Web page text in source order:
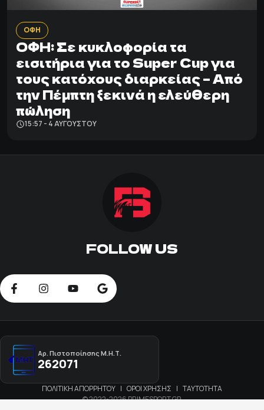
ΟΦΗ
ΟΦΗ: Σε κυκλοφορία τα
εισιτήρια για το Super Cup για
τους κατόχους διαρκείας – Από
την Πέμπτη ξεκινά η ελεύθερη
πώληση
15:57 - 4 ΑΥΓΟΎΣΤΟΥ
FOLLOW US
Αρ. Πιστοποίησης Μ.Η.Τ.
262071
ΠΟΛΙΤΙΚΗ ΑΠΟΡΡΗΤΟΥ | ΟΡΟΙ ΧΡΗΣΗΣ | ΤΑΥΤΟΤΗΤΑ
© 2022-2026 PRIMESPORT.GR